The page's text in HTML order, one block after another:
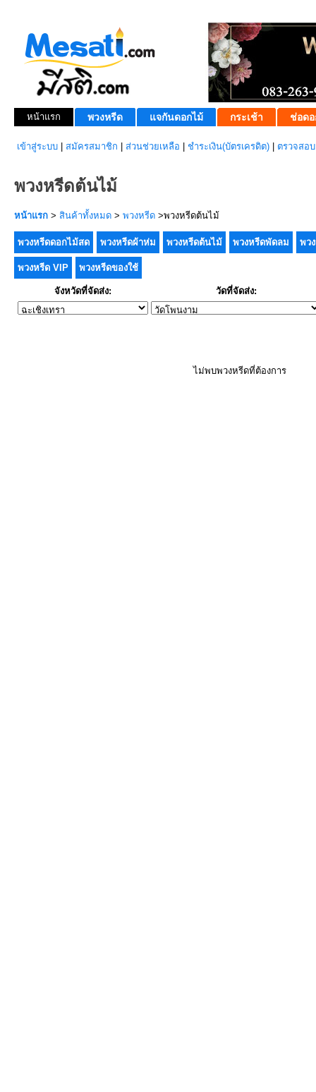
หน้าแรก พวงหรีด แจกันดอกไม้ กระเช้า ช่อดอ
เข้าสู่ระบบ สมัครสมาชิก ส่วนช่วยเหลือ ชำระเงิน(บัตรเครดิต) ตรวจสอ
พวงหรีดต้นไม้
หน้าแรก > สินค้าทั้งหมด > พวงหรีด >พวงหรีดต้นไม้
พวงหรีดดอกไม้สด พวงหรีดผ้าห่ม พวงหรีดต้นไม้ พวงหรีดพัดลม พว
พวงหรีด VIP พวงหรีดของใช้
จังหวัดที่จัดส่ง: วัดที่จัดส่ง:
ไม่พบพวงหรีดที่ต้องการ